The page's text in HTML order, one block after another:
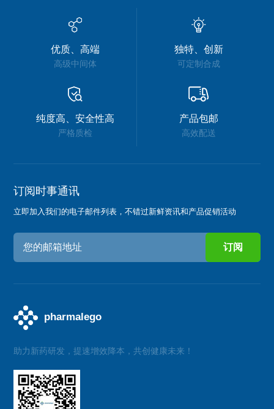
优质、高端
高级中间体
独特、创新
可定制合成
纯度高、安全性高
严格质检
产品包邮
高效配送
订阅时事通讯
立即加入我们的电子邮件列表，不错过新鲜资讯和产品促销活动
助力新药研发，提速增效降本，共创健康未来！